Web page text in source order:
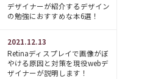
デザイナーが紹介するデザイン
の勉強におすすめな本6選！
2021.12.13
Retinaディスプレイで画像がぼ
やける原因と対策を現役webデ
ザイナーが説明します！